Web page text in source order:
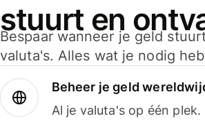
stuurt en
Bespaar wanneer je geld
valuta's. Alles wat je nodig
Beheer je geld
Al je valuta's op één